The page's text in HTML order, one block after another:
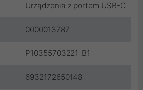
Urządzenia z portem USB-C
0000013787
P10355703221-B1
6932172650148